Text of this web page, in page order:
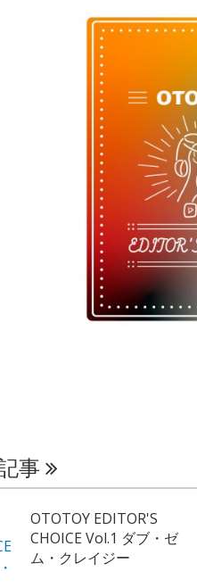
事
OTOTOY EDITOR'S
CHOICE Vol.1 ダブ・ゼ
ム・クレイジー